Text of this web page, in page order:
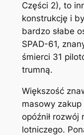
Części 2), to
konstrukcję i
bardzo słabe
SPAD-61,
śmierci 31
trumną.
Większość
masowy
opóźnił rozwój
lotniczego.